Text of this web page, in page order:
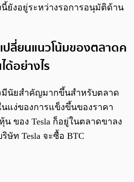
ยังอยู่ระหว่างรอการอนุมัติด้าน
ลี่ยนแนวโน้มของตลาดค
ด้อย่างไร
มีนัยสำคัญมากขึ้นสำหรับตลาด
แง่ของการแข็งขึ้นของราคา
น ของ Tesla ก็อยู่ในตลาดขาลง
ท Tesla จะซื้อ BTC